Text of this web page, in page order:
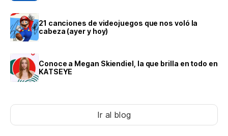
21 canciones de videojuegos que nos voló la
cabeza (ayer y hoy)
Conoce a Megan Skiendiel, la que brilla en todo en
KATSEYE
Ir al blog